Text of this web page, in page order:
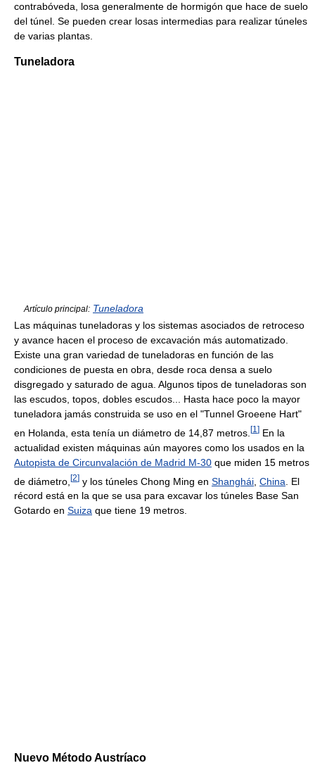
contrabóveda, losa generalmente de hormigón que hace de suelo
del túnel. Se pueden crear losas intermedias para realizar túneles
de varias plantas.
Tuneladora
Artículo principal: Tuneladora
Las máquinas tuneladoras y los sistemas asociados de retroceso
y avance hacen el proceso de excavación más automatizado.
Existe una gran variedad de tuneladoras en función de las
condiciones de puesta en obra, desde roca densa a suelo
disgregado y saturado de agua. Algunos tipos de tuneladoras son
las escudos, topos, dobles escudos... Hasta hace poco la mayor
tuneladora jamás construida se uso en el "Tunnel Groeene Hart"
en Holanda, esta tenía un diámetro de 14,87 metros. [1 ] En la
actualidad existen máquinas aún mayores como los usados en la
Autopista de Circunvalación de Madrid M-30 que miden 15 metros
de diámetro, [2] y los túneles Chong Ming en Shanghái China . El
récord está en la que se usa para excavar los túneles Base San
Gotardo en Suiza que tiene 19 metros.
Nuevo Método Austríaco